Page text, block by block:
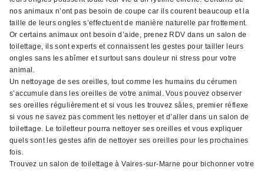
nos animaux n’ont pas besoin de coupe car ils courent beaucoup et la
taille de leurs ongles s’effectuent de manière naturelle par frottement.
Or certains animaux ont besoin d’aide, prenez RDV dans un salon de
toilettage, ils sont experts et connaissent les gestes pour tailler leurs
ongles sans les abîmer et surtout sans douleur ni stress pour votre
animal.
Un nettoyage de ses oreilles, tout comme les humains du cérumen
s’accumule dans les oreilles de votre animal. Vous pouvez observer
ses oreilles régulièrement et si vous les trouvez sâles, premier réflexe
si vous ne savez pas comment les nettoyer et d’aller dans un salon de
toilettage. Le toiletteur pourra nettoyer ses oreilles et vous expliquer
quels sont les gestes afin de nettoyer ses oreilles pour les prochaines
fois.
Trouvez un salon de toilettage à Vaires-sur-Marne pour bichonner votre